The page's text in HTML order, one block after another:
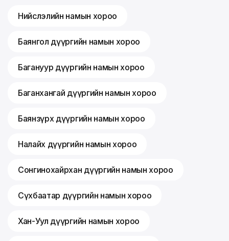
Нийслэлийн намын хороо
Баянгол дүүргийн намын хороо
Багануур дүүргийн намын хороо
Баганхангай дүүргийн намын хороо
Баянзүрх дүүргийн намын хороо
Налайх дүүргийн намын хороо
Сонгинохайрхан дүүргийн намын хороо
Сүхбаатар дүүргийн намын хороо
Хан-Уул дүүргийн намын хороо